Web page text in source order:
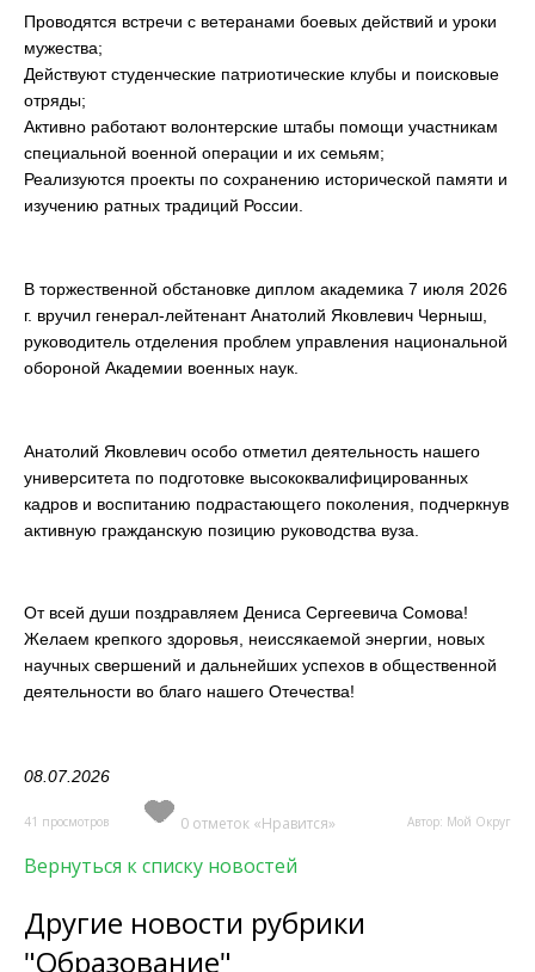
Проводятся встречи с ветеранами боевых действий и уроки
мужества;
Действуют студенческие патриотические клубы и поисковые
отряды;
Активно работают волонтерские штабы помощи участникам
специальной военной операции и их семьям;
Реализуются проекты по сохранению исторической памяти и
изучению ратных традиций России.
В торжественной обстановке диплом академика 7 июля 2026
г. вручил генерал-лейтенант Анатолий Яковлевич Черныш,
руководитель отделения проблем управления национальной
обороной Академии военных наук.
Анатолий Яковлевич особо отметил деятельность нашего
университета по подготовке высококвалифицированных
кадров и воспитанию подрастающего поколения, подчеркнув
активную гражданскую позицию руководства вуза.
От всей души поздравляем Дениса Сергеевича Сомова!
Желаем крепкого здоровья, неиссякаемой энергии, новых
научных свершений и дальнейших успехов в общественной
деятельности во благо нашего Отечества!
08.07.2026
41 просмотров 0 отметок «Нравится» Автор: Мой Округ
Вернуться к списку новостей
Другие новости рубрики
"Образование"